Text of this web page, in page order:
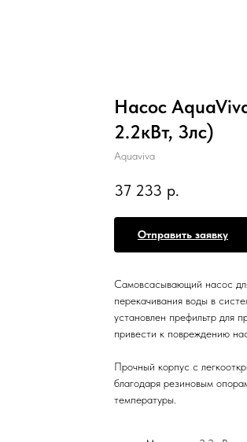
Насос
2.2кВт, 3лс)
Aquaviva
37 233 р.
Отправить заявку
Самовсасывающий насос
перекачивания воды в
установлен префильтр для
привести к повреждению
Прочный корпус с
благодаря резиновым
температуры.